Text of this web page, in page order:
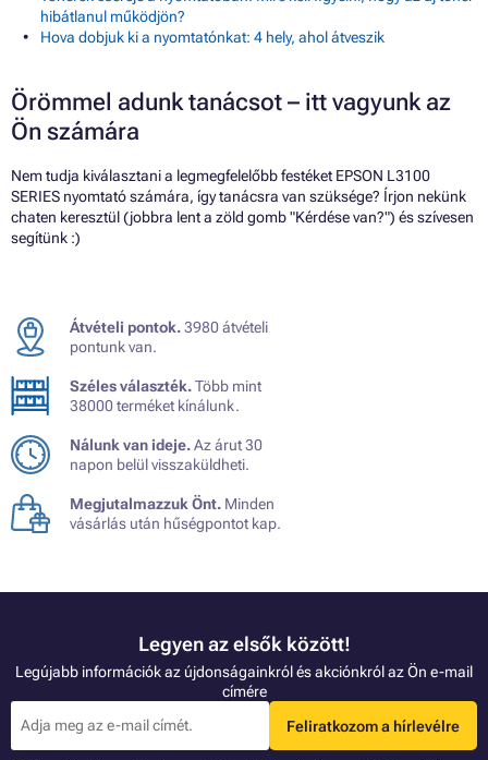
hibátlanul működjön?
Hova dobjuk ki a nyomtatónkat: 4 hely, ahol átveszik
Örömmel adunk tanácsot – itt vagyunk az
Ön számára
Nem tudja kiválasztani a legmegfelelőbb festéket EPSON L3100
SERIES nyomtató számára, így tanácsra van szüksége? Írjon nekünk
chaten keresztül (jobbra lent a zöld gomb "Kérdése van?") és szívesen
segítünk :)
Átvételi pontok.3980 átvételi
pontunk van.
Széles választék.Több mint
38000 terméket kínálunk.
Nálunk van ideje.Az árut 30
napon belül visszaküldheti.
Megjutalmazzuk Önt. Minden
vásárlás után hűségpontot kap.
Legyen az elsők között!
Legújabb információk az újdonságainkról és akciónkról az Ön e-mail
címére
Feliratkozom a hírlevélre